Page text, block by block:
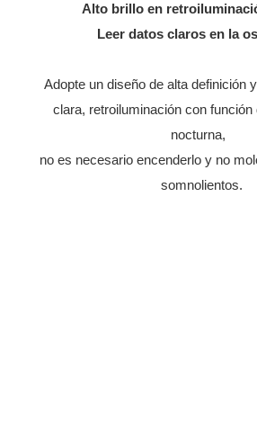
Alto brillo en
Leer datos claros en la
Adopte un diseño de alta definición
clara, retroiluminación con
nocturna,
no es necesario encenderlo y no
somnolientos.